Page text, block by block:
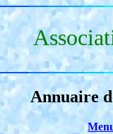
Annuaire